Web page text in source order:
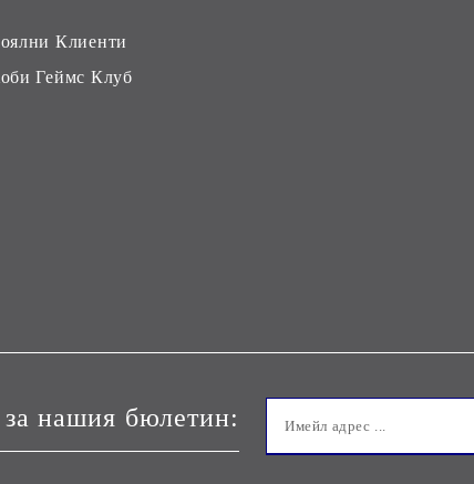
Клиенти
Геймс Клуб
нашия бюлетин: